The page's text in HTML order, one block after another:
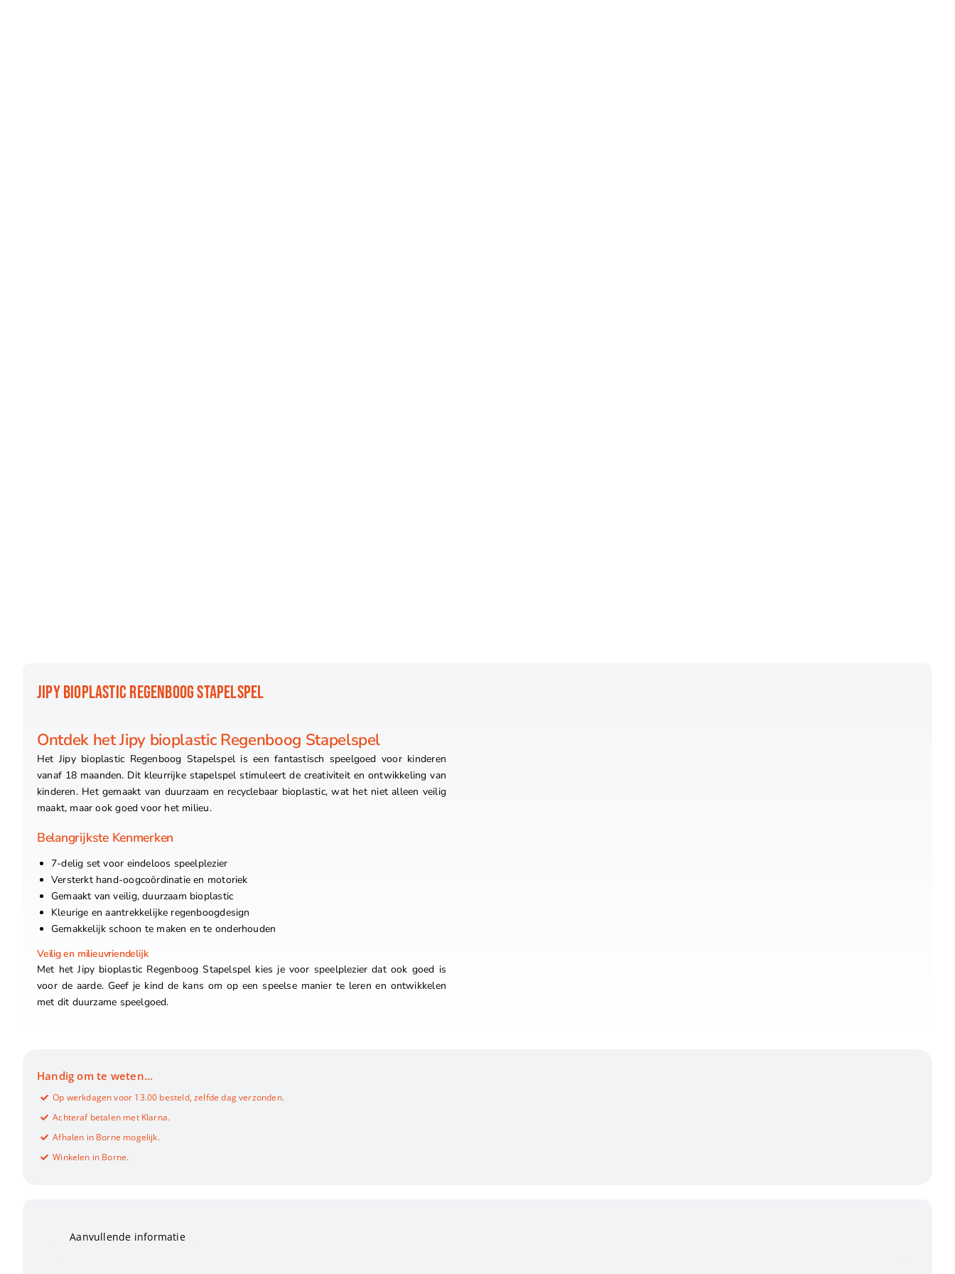
JIPY BIOPLASTIC REGENBOOG STAPELSPEL
Ontdek het Jipy bioplastic Regenboog Stapelspel
Het Jipy bioplastic Regenboog Stapelspel is een fantastisch speelgoed voor kinderen
vanaf 18 maanden. Dit kleurrijke stapelspel stimuleert de creativiteit en ontwikkeling van
kinderen. Het gemaakt van duurzaam en recyclebaar bioplastic, wat het niet alleen veilig
maakt, maar ook goed voor het milieu.
Belangrijkste Kenmerken
7-delig set voor eindeloos speelplezier
Versterkt hand-oogcoördinatie en motoriek
Gemaakt van veilig, duurzaam bioplastic
Kleurige en aantrekkelijke regenboogdesign
Gemakkelijk schoon te maken en te onderhouden
Veilig en milieuvriendelijk
Met het Jipy bioplastic Regenboog Stapelspel kies je voor speelplezier dat ook goed is
voor de aarde. Geef je kind de kans om op een speelse manier te leren en ontwikkelen
met dit duurzame speelgoed.
Handig om te weten…
Op werkdagen voor 13.00 besteld, zelfde dag verzonden.
Achteraf betalen met Klarna.
Afhalen in Borne mogelijk.
Winkelen in Borne.
Aanvullende informatie